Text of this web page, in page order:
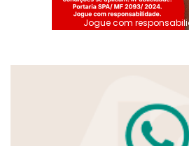
Jogue com